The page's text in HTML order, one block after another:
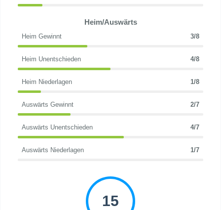
Heim/Auswärts
Heim Gewinnt 3/8
Heim Unentschieden 4/8
Heim Niederlagen 1/8
Auswärts Gewinnt 2/7
Auswärts Unentschieden 4/7
Auswärts Niederlagen 1/7
15